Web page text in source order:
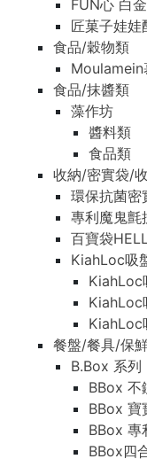
FUN心 白
匠菓子娃娃
食品/穀物類
Moulamein
食品/抹醬類
藻作坊
醬料類
食品類
收納/密實袋/
環保抗菌密
專利魔鬼氈
百寶袋
KiahLoc吸
KiahLoc
KiahLoc
KiahLoc
餐盤/餐具/保
B.Box 系列
BBox 不
BBox 寶
BBox 專
BBox四